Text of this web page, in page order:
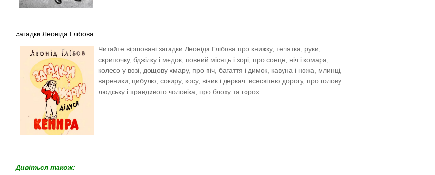
Загадки Леоніда Глібова
Читайте віршовані загадки Леоніда Глібова про книжку, телятка, руки,
скрипочку, бджілку і медок, повний місяць і зорі, про сонце, ніч і комара,
колесо у возі, дощову хмару, про піч, багаття і димок, кавуна і ножа, млинці,
вареники, цибулю, сокиру, косу, віник і деркач, всесвітню дорогу, про голову
людську і правдивого чоловіка, про блоху та горох.
Дивіться також: